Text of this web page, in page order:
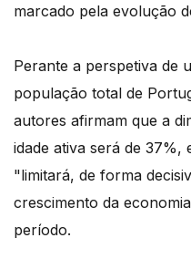
marcado pela evolução
Perante a perspetiva de
população total de
autores afirmam que a
idade ativa será de
"limitará, de forma
crescimento da
período.